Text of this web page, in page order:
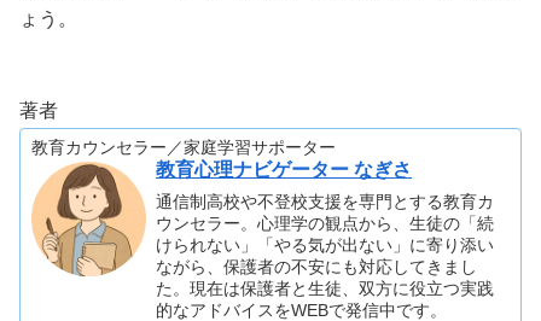
ょう。
著者
教育カウンセラー／家庭学習サポーター
教育心理ナビゲーター なぎさ
通信制高校や不登校支援を専門とする教育カ
ウンセラー。心理学の観点から、生徒の「続
けられない」「やる気が出ない」に寄り添い
ながら、保護者の不安にも対応してきまし
た。現在は保護者と生徒、双方に役立つ実践
的なアドバイスをWEBで発信中です。